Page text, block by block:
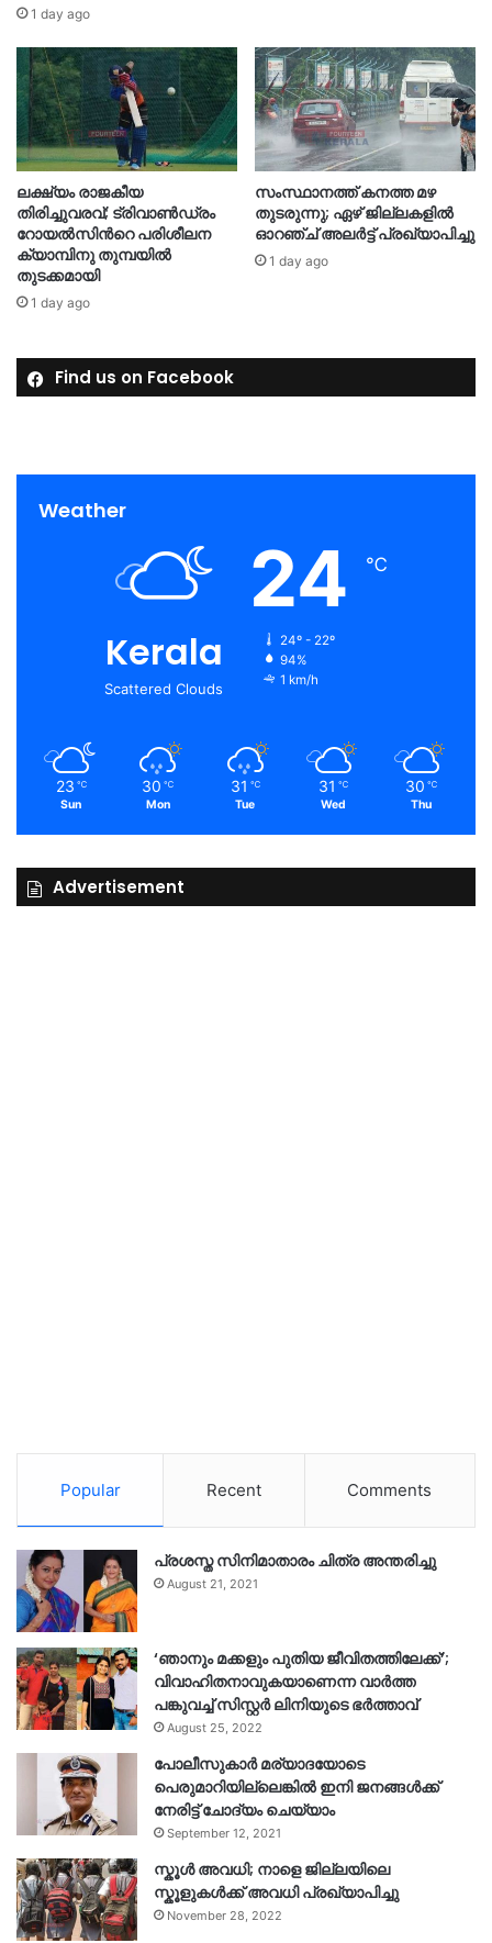
1 day ago
ലക്ഷ്യം രാജകീയ
തിരിച്ചുവരവ്; ട്രിവാൺഡ്രം
റോയൽസിന്‍റെ പരിശീലന
ക്യാമ്പിനു തുമ്പയില്‍
തുടക്കമായി
1 day ago
സംസ്ഥാനത്ത് കനത്ത മഴ
തുടരുന്നു; ഏഴ് ജില്ലകളിൽ
ഓറഞ്ച് അലർട്ട് പ്രഖ്യാപിച്ചു
1 day ago
Find us on Facebook
Weather
Kerala
Scattered Clouds
24 ℃
24º - 22º
94%
1 km/h
23 ℃
Sun
30 ℃
Mon
31 ℃
Tue
31 ℃
Wed
30 ℃
Thu
Advertisement
Popular Recent Comments
പ്രശസ്ത സിനിമാതാരം ചിത്ര അന്തരിച്ചു
August 21, 2021
‘ഞാനും മക്കളും പുതിയ ജീവിതത്തിലേക്ക്’;
വിവാഹിതനാവുകയാണെന്ന വാർത്ത
പങ്കുവച്ച് സിസ്റ്റർ ലിനിയുടെ ഭർത്താവ്
August 25, 2022
പോലീസുകാര്‍ മര്യാദയോടെ
പെരുമാറിയില്ലെങ്കില്‍ ഇനി ജനങ്ങള്‍ക്ക്
നേരിട്ട് ചോദ്യം ചെയ്യാം
September 12, 2021
സ്കൂൾ അവധി; നാളെ ജില്ലയിലെ
സ്കൂളുകൾക്ക് അവധി പ്രഖ്യാപിച്ചു
November 28, 2022